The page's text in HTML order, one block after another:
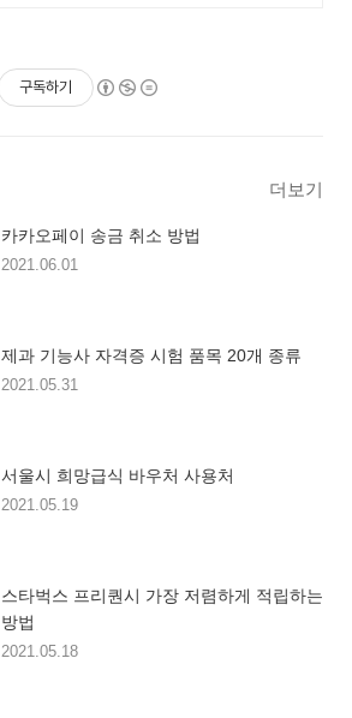
구독하기
더보기
카카오페이 송금 취소 방법
2021.06.01
제과 기능사 자격증 시험 품목 20개 종류
2021.05.31
서울시 희망급식 바우처 사용처
2021.05.19
스타벅스 프리퀀시 가장 저렴하게 적립하는
방법
2021.05.18